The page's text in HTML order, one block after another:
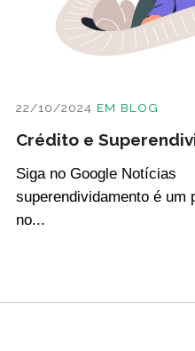
22/10/2024 EM BLOG
Crédito e
Siga no Google
superendividamento é um
no...